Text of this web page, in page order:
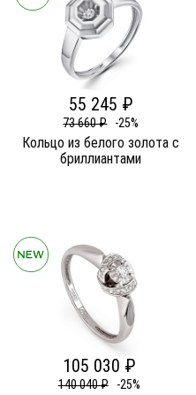
55 245 ₽
73 660 ₽ -25%
Кольцо из белого золота c
бриллиантами
105 030 ₽
140 040 ₽ -25%